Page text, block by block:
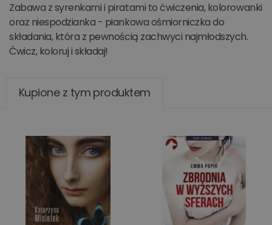
Zabawa z syrenkami i piratami to ćwiczenia, kolorowanki
oraz niespodzianka - piankowa ośmiorniczka do
składania, która z pewnością zachwyci najmłodszych.
Ćwicz, koloruj i składaj!
Kupione z tym produktem